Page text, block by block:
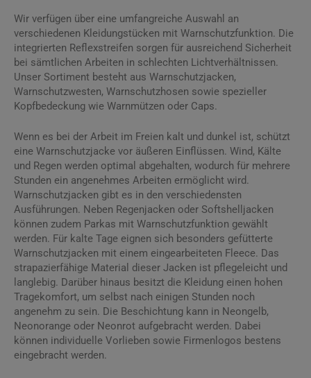
Wir verfügen über eine umfangreiche Auswahl an
verschiedenen Kleidungstücken mit Warnschutzfunktion. Die
integrierten Reflexstreifen sorgen für ausreichend Sicherheit
bei sämtlichen Arbeiten in schlechten Lichtverhältnissen.
Unser Sortiment besteht aus Warnschutzjacken,
Warnschutzwesten, Warnschutzhosen sowie spezieller
Kopfbedeckung wie Warnmützen oder Caps.
Wenn es bei der Arbeit im Freien kalt und dunkel ist, schützt
eine Warnschutzjacke vor äußeren Einflüssen. Wind, Kälte
und Regen werden optimal abgehalten, wodurch für mehrere
Stunden ein angenehmes Arbeiten ermöglicht wird.
Warnschutzjacken gibt es in den verschiedensten
Ausführungen. Neben Regenjacken oder Softshelljacken
können zudem Parkas mit Warnschutzfunktion gewählt
werden. Für kalte Tage eignen sich besonders gefütterte
Warnschutzjacken mit einem eingearbeiteten Fleece. Das
strapazierfähige Material dieser Jacken ist pflegeleicht und
langlebig. Darüber hinaus besitzt die Kleidung einen hohen
Tragekomfort, um selbst nach einigen Stunden noch
angenehm zu sein. Die Beschichtung kann in Neongelb,
Neonorange oder Neonrot aufgebracht werden. Dabei
können individuelle Vorlieben sowie Firmenlogos bestens
eingebracht werden.